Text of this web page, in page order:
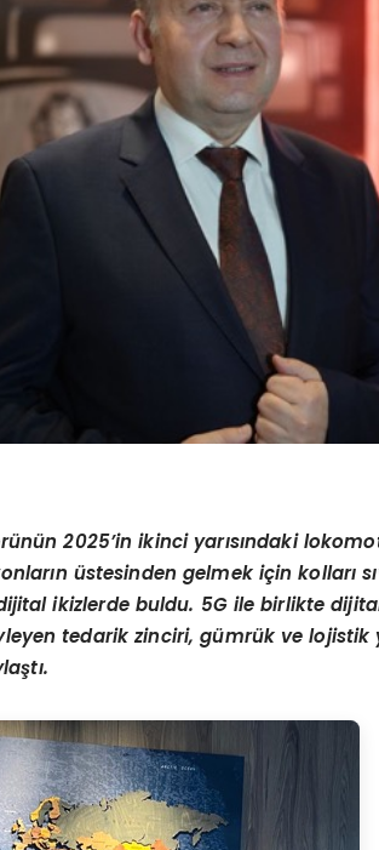
2025’in ikinci yarısındaki
üstesinden gelmek için kolları
ikizlerde buldu. 5G ile birlikte
tedarik zinciri, gümrük ve